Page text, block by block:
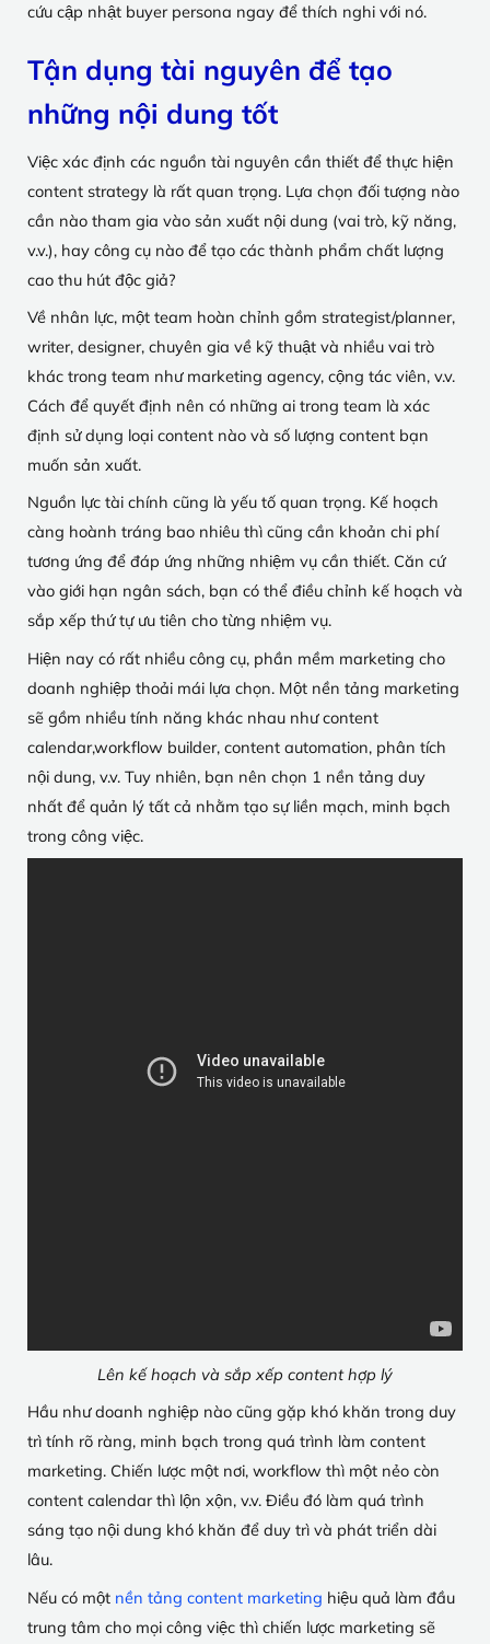
cứu cập nhật buyer persona ngay để thích nghi với nó.
Tận dụng tài nguyên để tạo
những nội dung tốt
Việc xác định các nguồn tài nguyên cần thiết để thực hiện
content strategy là rất quan trọng. Lựa chọn đối tượng nào
cần nào tham gia vào sản xuất nội dung (vai trò, kỹ năng,
v.v.), hay công cụ nào để tạo các thành phẩm chất lượng
cao thu hút độc giả?
Về nhân lực, một team hoàn chỉnh gồm strategist/planner,
writer, designer, chuyên gia về kỹ thuật và nhiều vai trò
khác trong team như marketing agency, cộng tác viên, v.v.
Cách để quyết định nên có những ai trong team là xác
định sử dụng loại content nào và số lượng content bạn
muốn sản xuất.
Nguồn lực tài chính cũng là yếu tố quan trọng. Kế hoạch
càng hoành tráng bao nhiêu thì cũng cần khoản chi phí
tương ứng để đáp ứng những nhiệm vụ cần thiết. Căn cứ
vào giới hạn ngân sách, bạn có thể điều chỉnh kế hoạch và
sắp xếp thứ tự ưu tiên cho từng nhiệm vụ.
Hiện nay có rất nhiều công cụ, phần mềm marketing cho
doanh nghiệp thoải mái lựa chọn. Một nền tảng marketing
sẽ gồm nhiều tính năng khác nhau như content
calendar,workflow builder, content automation, phân tích
nội dung, v.v. Tuy nhiên, bạn nên chọn 1 nền tảng duy
nhất để quản lý tất cả nhằm tạo sự liền mạch, minh bạch
trong công việc.
Lên kế hoạch và sắp xếp content hợp lý
Hầu như doanh nghiệp nào cũng gặp khó khăn trong duy
trì tính rõ ràng, minh bạch trong quá trình làm content
marketing. Chiến lược một nơi, workflow thì một nẻo còn
content calendar thì lộn xộn, v.v. Điều đó làm quá trình
sáng tạo nội dung khó khăn để duy trì và phát triển dài
lâu.
Nếu có một nền tảng content marketing hiệu quả làm đầu
trung tâm cho mọi công việc thì chiến lược marketing sẽ